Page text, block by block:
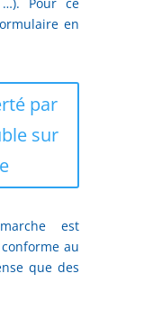
en
par
sur
est
au
que des